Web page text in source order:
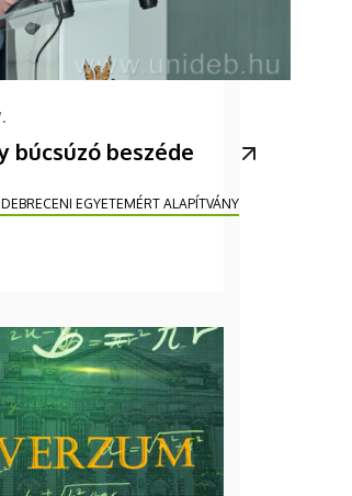
búcsúzó beszéde
EGYETEMÉRT ALAPÍTVÁNY